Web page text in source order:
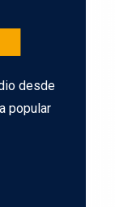
desde
popular